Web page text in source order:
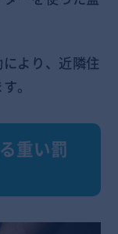
より、近隣住
。
重い罰